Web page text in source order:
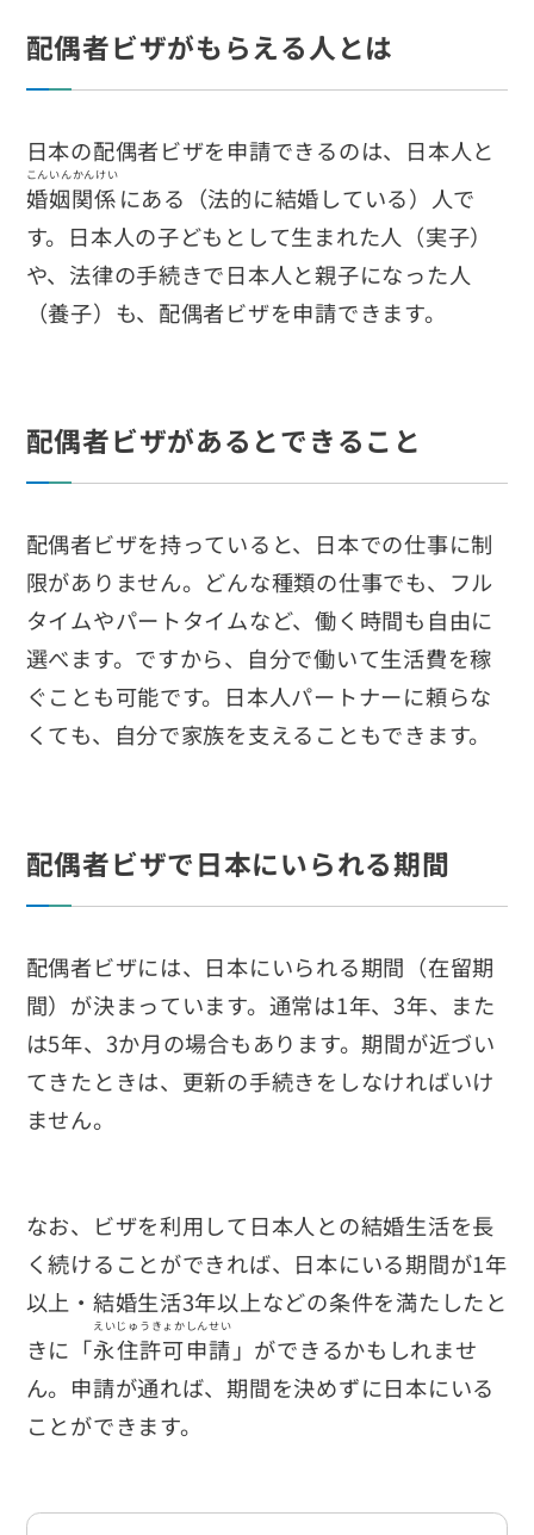
配偶者ビザがもらえる人とは
日本の配偶者ビザを申請できるのは、日本人と
婚姻関係
こんいんかんけい
にある（法的に結婚している）人で
す。日本人の子どもとして生まれた人（実子）
や、法律の手続きで日本人と親子になった人
（養子）も、配偶者ビザを申請できます。
配偶者ビザがあるとできること
配偶者ビザを持っていると、日本での仕事に制
限がありません。どんな種類の仕事でも、フル
タイムやパートタイムなど、働く時間も自由に
選べます。ですから、自分で働いて生活費を稼
ぐことも可能です。日本人パートナーに頼らな
くても、自分で家族を支えることもできます。
配偶者ビザで日本にいられる期間
配偶者ビザには、日本にいられる期間（在留期
間）が決まっています。通常は1年、3年、また
は5年、3か月の場合もあります。期間が近づい
てきたときは、更新の手続きをしなければいけ
ません。
なお、ビザを利用して日本人との結婚生活を長
く続けることができれば、日本にいる期間が1年
以上・結婚生活3年以上などの条件を満たしたと
きに「永住許可申請
えいじゅうきょかしんせい
」ができるかもしれませ
ん。申請が通れば、期間を決めずに日本にいる
ことができます。